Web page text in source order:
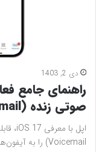
دی 2, 1403
راهنمای جامع
صوتی زنده (Live Voicemail) در آیفون
Voicemail) را به آیفون‌ها اضافه کرد. این…